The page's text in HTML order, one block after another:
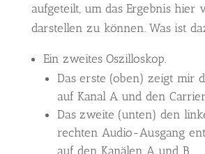
aufgeteilt, um das Ergebnis hier
darstellen zu können. Was ist
Ein zweites Oszilloskop.
Das erste (oben) zeigt mir
auf Kanal A und den
Das zweite (unten) den
rechten Audio-Ausgang
auf den Kanälen A und B.